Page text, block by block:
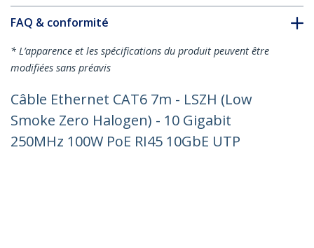
FAQ & conformité
* L’apparence et les spécifications du produit peuvent être
modifiées sans préavis
Câble Ethernet CAT6 7m - LSZH (Low
Smoke Zero Halogen) - 10 Gigabit
250MHz 100W PoE RJ45 10GbE UTP